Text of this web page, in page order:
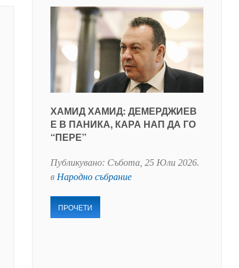
ХАМИД ХАМИД: ДЕМЕРДЖИЕВ
Е В ПАНИКА, КАРА НАП ДА ГО
“ПЕРЕ”
Публикувано: Събота, 25 Юли 2026.
в Народно събрание
ПРОЧЕТИ